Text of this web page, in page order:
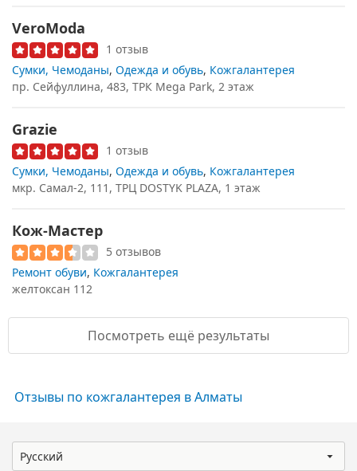
VeroModa
1 отзыв
Сумки, Чемоданы, Одежда и обувь, Кожгалантерея
пр. Сейфуллина, 483, ТРК Mega Park, 2 этаж
Grazie
1 отзыв
Сумки, Чемоданы, Одежда и обувь, Кожгалантерея
мкр. Самал-2, 111, ТРЦ DOSTYK PLAZA, 1 этаж
Кож-Мастер
5 отзывов
Ремонт обуви, Кожгалантерея
желтоксан 112
Посмотреть ещё результаты
Отзывы по кожгалантерея в Алматы
Русский